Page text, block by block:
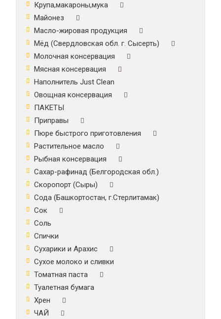
Крупа,макароны,мука
Майонез
Масло-жировая продукция
Мёд (Свердловская обл. г. Сысерть)
Молочная консервация
Мясная консервация
Наполнитель Just Clean
Овощная консервация
ПАКЕТЫ
Приправы
Пюре быстрого приготовления
Растительное масло
Рыбная консервация
Сахар-рафинад (Белгородская обл.)
Скоропорт (Сыры)
Сода (Башкортостан, г.Стерлитамак)
Сок
Соль
Спички
Сухарики и Арахис
Сухое молоко и сливки
Томатная паста
Туалетная бумага
Хрен
ЧАЙ